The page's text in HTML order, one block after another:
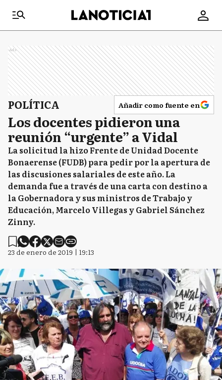
Ads
POLÍTICA Añadir como fuente en
Los docentes pidieron una
reunión “urgente” a Vidal
La solicitud la hizo Frente de Unidad Docente
Bonaerense (FUDB) para pedir por la apertura de
las discusiones salariales de este año. La
demanda fue a través de una carta con destino a
la Gobernadora y sus ministros de Trabajo y
Educación, Marcelo Villegas y Gabriel Sánchez
Zinny.
23 de enero de 2019 | 19:13